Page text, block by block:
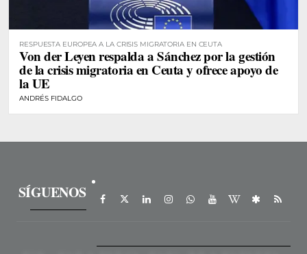
RESPUESTA EUROPEA A LA CRISIS MIGRATORIA EN CEUTA
Von der Leyen respalda a Sánchez por la gestión
de la crisis migratoria en Ceuta y ofrece apoyo de
la UE
ANDRÉS FIDALGO
SÍGUENOS